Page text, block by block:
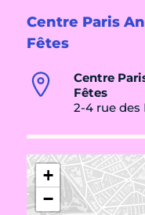
Centre Paris
Fêtes
Centre
Fêtes
2-4 rue des
+
−